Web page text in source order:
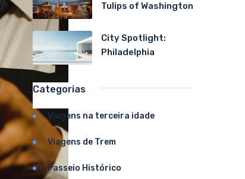
Tulips of Washington
City Spotlight:
Philadelphia
Categorias
Viagens na terceira idade
Viagens de Trem
Passeio Histórico